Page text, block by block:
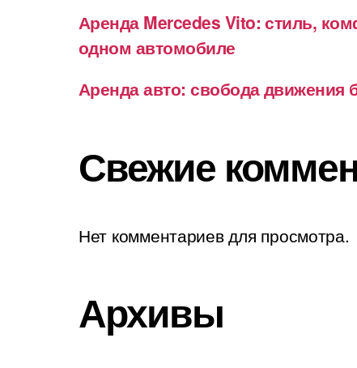
Аренда Mercedes Vito: стиль,
одном автомобиле
Аренда авто: свобода движения
Свежие
Нет комментариев для просмотра.
Архивы